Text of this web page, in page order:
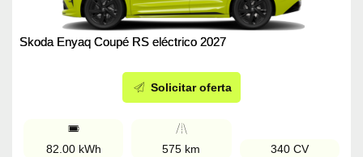
Skoda Enyaq Coupé RS eléctrico 2027
Solicitar oferta
82.00 kWh 575 km 340 CV